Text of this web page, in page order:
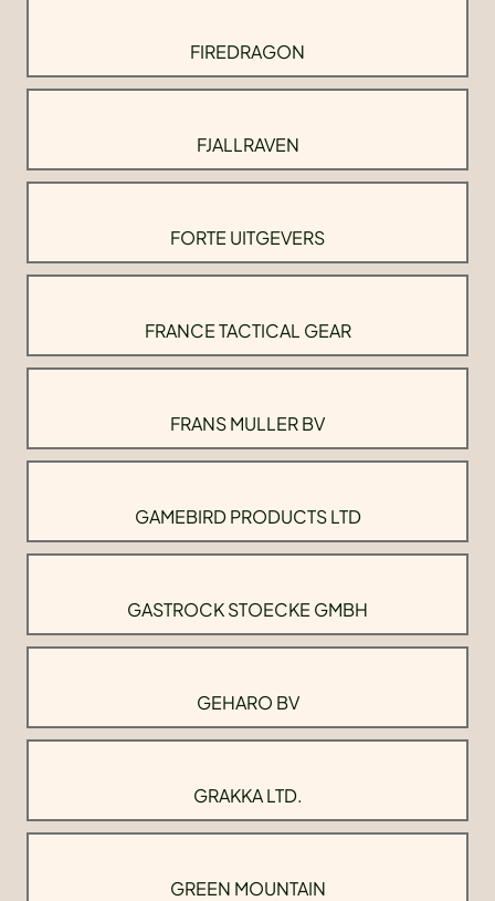
FIREDRAGON
FJALLRAVEN
FORTE UITGEVERS
FRANCE TACTICAL GEAR
FRANS MULLER BV
GAMEBIRD PRODUCTS LTD
GASTROCK STOECKE GMBH
GEHARO BV
GRAKKA LTD.
GREEN MOUNTAIN